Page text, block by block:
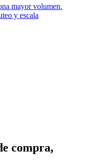
mayor volumen.
y escala
compra,